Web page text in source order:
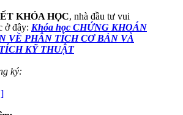
KHÓA HỌC, nhà đầu tư vui
ở đây: Khóa học CHỨNG KHOÁN
VỀ PHÂN TÍCH CƠ BẢN VÀ
KỸ THUẬT
ký: